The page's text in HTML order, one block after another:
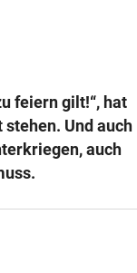
feiern gilt!“, hat
Und auch
auch